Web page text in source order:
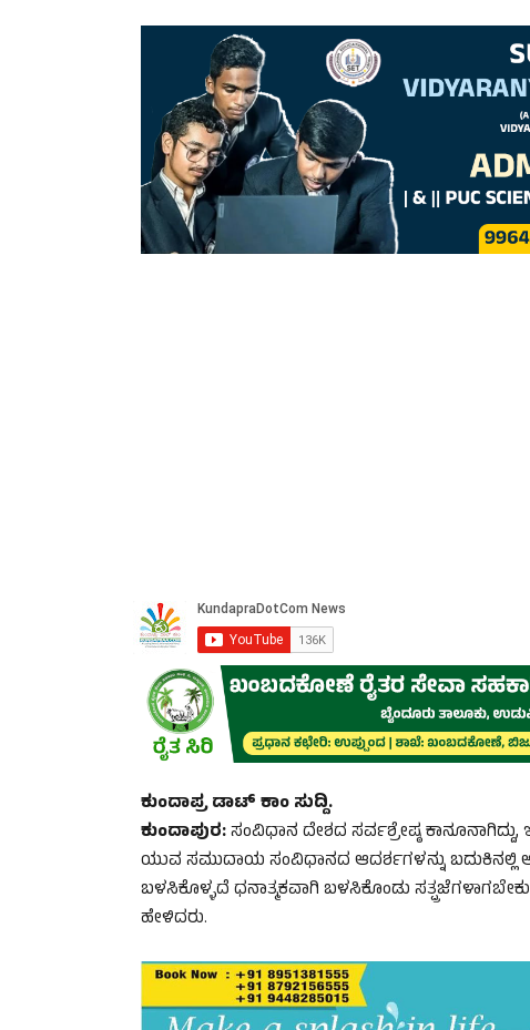
ಕುಂದಾಪ್ರ ಡಾಟ್‌ ಕಾಂ ಸುದ್ದಿ.
ಕುಂದಾಪುರ:ಸಂವಿಧಾನ ದೇಶದ ಸರ್ವಶ್ರೇಷ್ಠ
ಯುವ ಸಮುದಾಯ ಸಂವಿಧಾನದ ಆದರ್ಶಗಳನ್ನು ಬದುಕಿನಲ್ಲಿ
ಬಳಸಿಕೊಳ್ಳದೆ ಧನಾತ್ಮಕವಾಗಿ ಬಳಸಿಕೊಂಡು
ಹೇಳಿದರು.